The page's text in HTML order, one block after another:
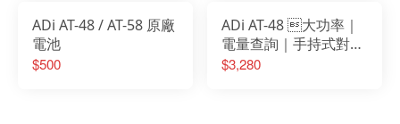
ADi AT-48 / AT-58 原廠
電池
$500
ADi AT-48 大功率｜
電量查詢｜手持式對講
機｜5W
$3,280